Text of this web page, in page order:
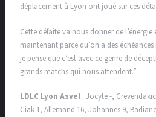
déplacement à Lyon ont joué sur ces
Cette défaite va nous donner de l’énergie
maintenant parce qu’on a des
je pense que c’est avec ce genre de
grands matchs qui nous attendent.”
LDLC Lyon Asvel : Jocyte -,
Ciak 1, Allemand 16, Johannes 9,